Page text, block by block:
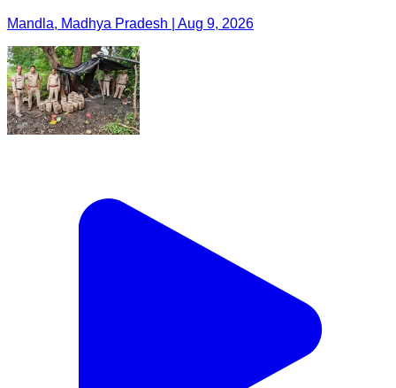
Mandla, Madhya Pradesh | Aug 9, 2026